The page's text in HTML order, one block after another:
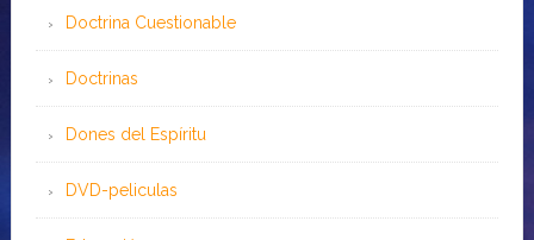
Doctrina Cuestionable
Doctrinas
Dones del Espíritu
DVD-peliculas